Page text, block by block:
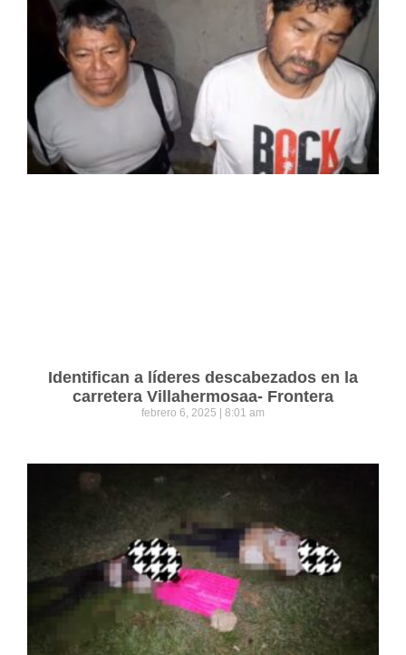
Identifican a líderes descabezados en la
carretera Villahermosaa- Frontera
febrero 6, 2025 8:01 am